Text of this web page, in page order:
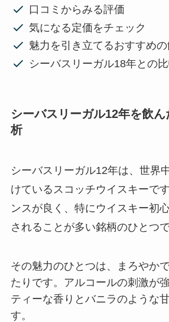
口コミからみる評価
気になる定価をチェック
魅力を引き立てるおすすめ
シーバスリーガル18年との
シーバスリーガル12年を飲
析
シーバスリーガル12年は、世界
けているスコッチウイスキーで
ンスが良く、特にウイスキー初
されることが多い銘柄のひとつで
その魅力のひとつは、まろやか
たりです。アルコールの刺激が
ティーな香りとバニラのような
す。